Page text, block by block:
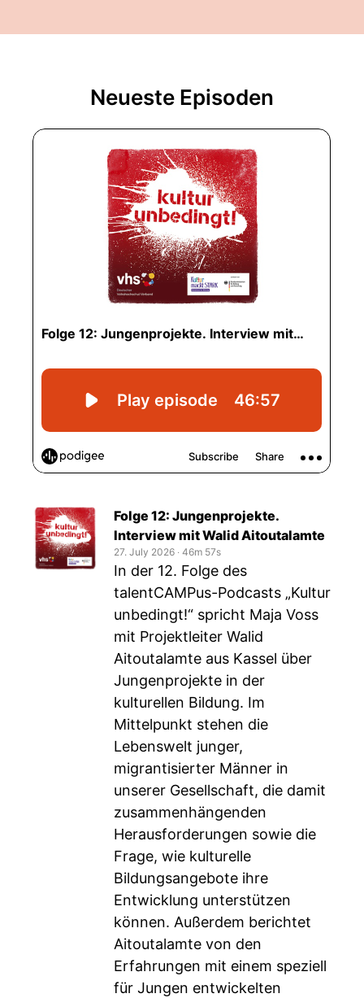
Neueste Episoden
Folge 12: Jungenprojekte.
Interview mit Walid Aitoutalamte
27. July 2026 ‧ 46m 57s
In der 12. Folge des
talentCAMPus-Podcasts „Kultur
unbedingt!“ spricht Maja Voss
mit Projektleiter Walid
Aitoutalamte aus Kassel über
Jungenprojekte in der
kulturellen Bildung. Im
Mittelpunkt stehen die
Lebenswelt junger,
migrantisierter Männer in
unserer Gesellschaft, die damit
zusammenhängenden
Herausforderungen sowie die
Frage, wie kulturelle
Bildungsangebote ihre
Entwicklung unterstützen
können. Außerdem berichtet
Aitoutalamte von den
Erfahrungen mit einem speziell
für Jungen entwickelten